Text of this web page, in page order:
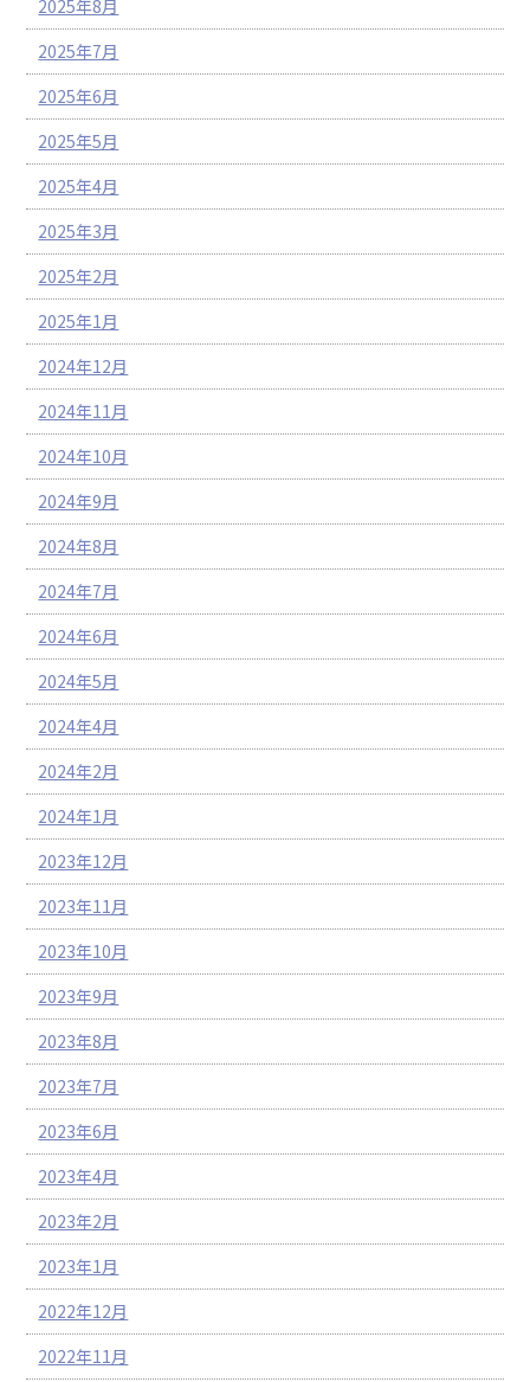
2025年8月
2025年7月
2025年6月
2025年5月
2025年4月
2025年3月
2025年2月
2025年1月
2024年12月
2024年11月
2024年10月
2024年9月
2024年8月
2024年7月
2024年6月
2024年5月
2024年4月
2024年2月
2024年1月
2023年12月
2023年11月
2023年10月
2023年9月
2023年8月
2023年7月
2023年6月
2023年4月
2023年2月
2023年1月
2022年12月
2022年11月